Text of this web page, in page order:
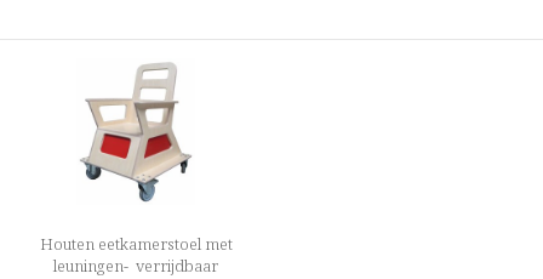
Houten eetkamerstoel met
leuningen- verrijdbaar